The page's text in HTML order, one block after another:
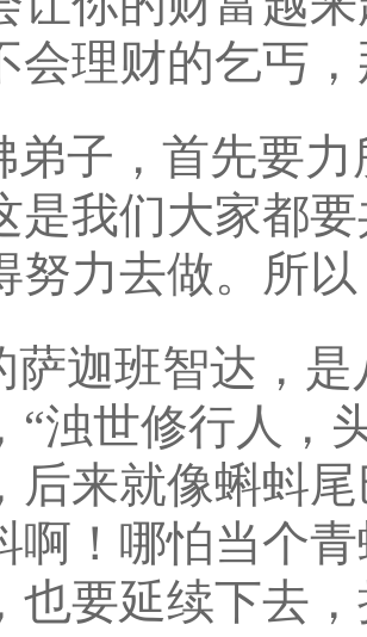
会理财的乞丐
弟子，首先要
是我们大家都
努力去做。所
萨迦班智达，
“浊世修行人，
后来就像蝌蚪
啊！哪怕当个
也要延续下去